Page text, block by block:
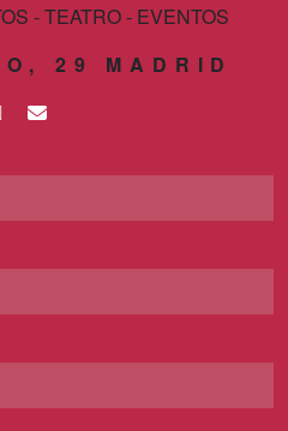
- TEATRO - EVENTOS
29 MADRID